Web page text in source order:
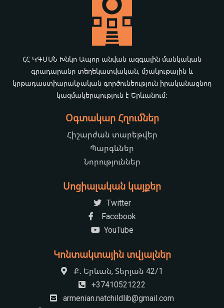
ՀՀ ԿԳՄՍՆ Խնկո Ապոր անվան ազգային մանկական
գրադարանը տեղեկատվական, մշակութային և
կրթադաստիարակչական գործունեություն իրականացնող
կազմակերպություն է Երևանում։
Օգտակար Հղումներ
Հիշարժան տարեթվեր
Պարգևներ
Նորություններ
Սոցիալական կայքեր
Twitter
Facebook
YouTube
Կոնտակտային տվյալներ
Ք․ Երևան, Տերյան 42/1
+37410521222
armenian.natchildlib@gmail.com